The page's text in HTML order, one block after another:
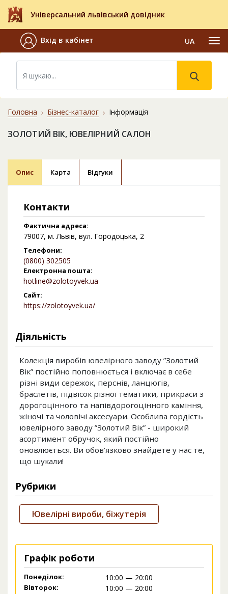
Універсальний львівський довідник
Вхід в кабінет UA
Головна Бізнес-каталог Інформація
ЗОЛОТИЙ ВІК, ЮВЕЛІРНИЙ САЛОН
Опис Карта Відгуки
Контакти
Фактична адреса:
79007, м. Львів, вул. Городоцька, 2
Телефони:
(0800) 302505
Електронна пошта:
hotline@zolotoyvek.ua
Сайт:
https://zolotoyvek.ua/
Діяльність
Колекція виробів ювелірного заводу ”Золотий
Вік” постійно поповнюється і включає в себе
різні види сережок, перснів, ланцюгів,
браслетів, підвісок різної тематики, прикраси з
дорогоцінного та напівдорогоцінного каміння,
жіночі та чоловічі аксесуари. Особлива гордість
ювелірного заводу ”Золотий Вік” - широкий
асортимент обручок, який постійно
оновлюється. Ви обов’язково знайдете у нас те,
що шукали!
Рубрики
Ювелірні вироби, біжутерія
Графік роботи
Понеділок: 10:00 — 20:00
Вівторок: 10:00 — 20:00